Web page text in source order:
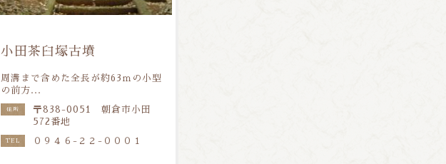
小田茶臼塚古墳
周溝まで含めた全長が約63ｍの小型
の前方...
住所
〒838-0051 朝倉市小田
572番地
TEL ０９４６-２２-０００１